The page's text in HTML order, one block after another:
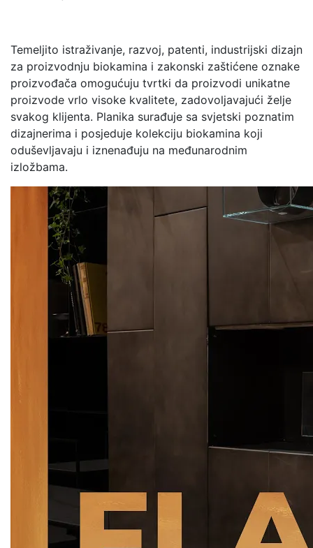
Temeljito istraživanje, razvoj, patenti, industrijski dizajn
za proizvodnju biokamina i zakonski zaštićene oznake
proizvođača omogućuju tvrtki da proizvodi unikatne
proizvode vrlo visoke kvalitete, zadovoljavajući želje
svakog klijenta. Planika surađuje sa svjetski poznatim
dizajnerima i posjeduje kolekciju biokamina koji
oduševljavaju i iznenađuju na međunarodnim
izložbama.